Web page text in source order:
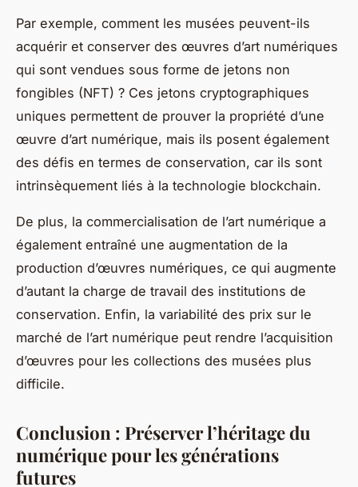
Par exemple, comment les musées peuvent-ils
acquérir et conserver des œuvres d’art numériques
qui sont vendues sous forme de jetons non
fongibles (NFT) ? Ces jetons cryptographiques
uniques permettent de prouver la propriété d’une
œuvre d’art numérique, mais ils posent également
des défis en termes de conservation, car ils sont
intrinsèquement liés à la technologie blockchain.
De plus, la commercialisation de l’art numérique a
également entraîné une augmentation de la
production d’œuvres numériques, ce qui augmente
d’autant la charge de travail des institutions de
conservation. Enfin, la variabilité des prix sur le
marché de l’art numérique peut rendre l’acquisition
d’œuvres pour les collections des musées plus
difficile.
Conclusion : Préserver l’héritage du
numérique pour les générations
futures